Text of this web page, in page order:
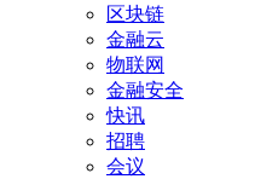
区块链
金融云
物联网
金融安全
快讯
招聘
会议